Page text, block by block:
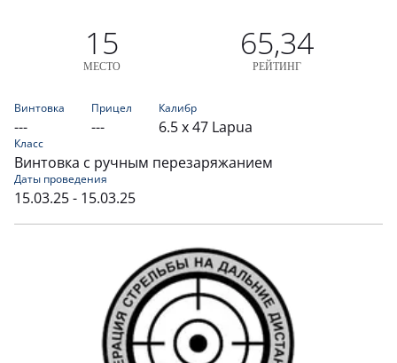
15
МЕСТО
65,34
РЕЙТИНГ
Винтовка
---
Прицел
---
Калибр
6.5 x 47 Lapua
Класс
Винтовка с ручным перезаряжанием
Даты проведения
15.03.25 - 15.03.25